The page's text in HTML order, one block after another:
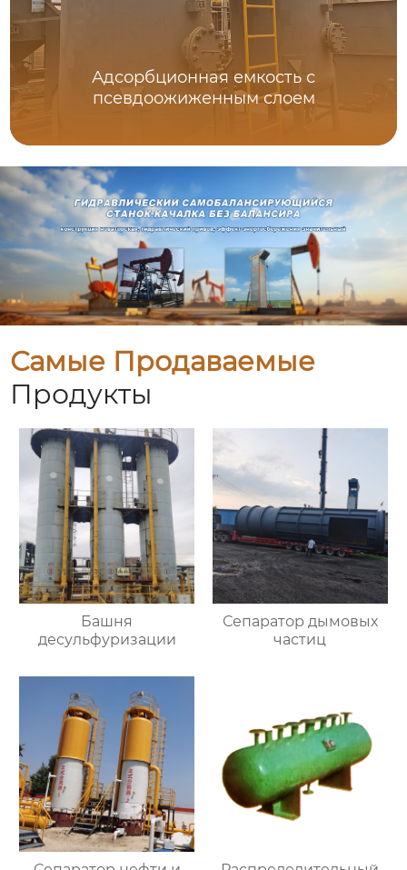
Адсорбционная емкость с
псевдоожиженным слоем
Самые Продаваемые
Продукты
Башня
десульфуризации
Сепаратор дымовых
частиц